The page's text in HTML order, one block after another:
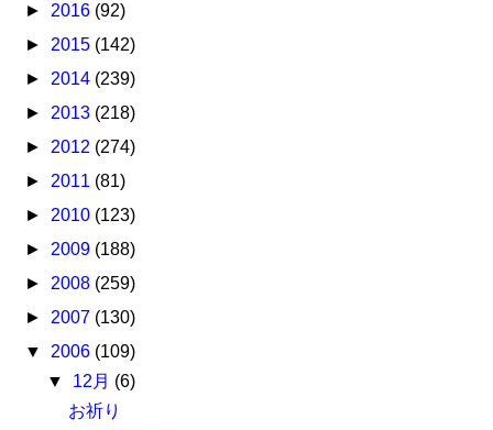
► 2016 (92)
► 2015 (142)
► 2014 (239)
► 2013 (218)
► 2012 (274)
► 2011 (81)
► 2010 (123)
► 2009 (188)
► 2008 (259)
► 2007 (130)
▼ 2006 (109)
▼ 12月 (6)
お祈り